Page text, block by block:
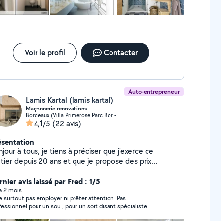
demousage Jardinage/ alpagage/ taille
Electricité neuf ou ancien Plomberie pose douche
Voir le profil Contacter
Auto-entrepreneur
Lamis Kartal (lamis kartal)
Maçonnerie renovations
Bordeaux (Villa Primerose Parc Bor.-Cauderan 3)
4,1/5 (22 avis)
à tous, je tiens à préciser que j'exerce ce
depuis 20 ans et que je propose des prix
pour le propriétaire, de A à Z, en offrant une
clé en main. Cela inclut la maçonnerie, la
le carrelage, la démolition extérieure et
le béton, le terrassement, les travaux de
avis laissé par Fred : 1/5
2 mois
surtout pas employer ni prêter attention. Pas
pour un sou , pour un soit disant spécialiste